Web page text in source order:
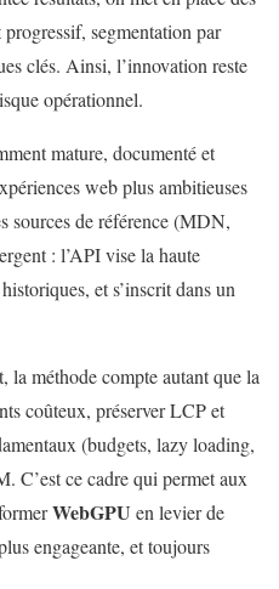
segmentation par
clés. Ainsi, l’innovation reste
opérationnel.
mature, documenté et
web plus ambitieuses
sources de référence (MDN,
: l’API vise la haute
et s’inscrit dans un
la méthode compte autant que la
coûteux, préserver LCP et
(budgets, lazy loading,
C’est ce cadre qui permet aux
WebGPU en levier de
engageante, et toujours